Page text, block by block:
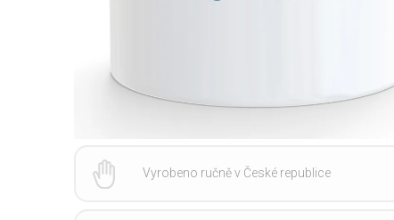
Vyrobeno ručně v České republice